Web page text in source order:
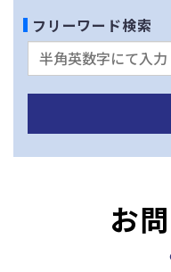
フリーワード検索
お